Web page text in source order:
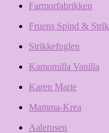
Farmorfabrikken
Fruens Spind & Strik
Strikkefuglen
Kamomilla Vanilla
Karen Marie
Mamma-Krea
Aalerusen